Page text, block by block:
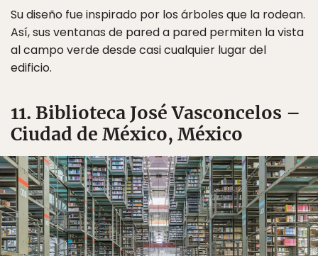
Su diseño fue inspirado por los árboles que la rodean.
Así, sus ventanas de pared a pared permiten la vista
al campo verde desde casi cualquier lugar del
edificio.
11. Biblioteca José Vasconcelos –
Ciudad de México, México